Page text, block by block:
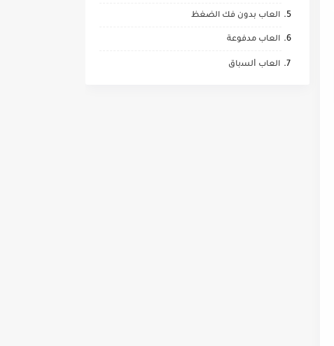
العاب بدون فك الضغظ
العاب مدفوعة
العاب ﺍﻟﺴباق